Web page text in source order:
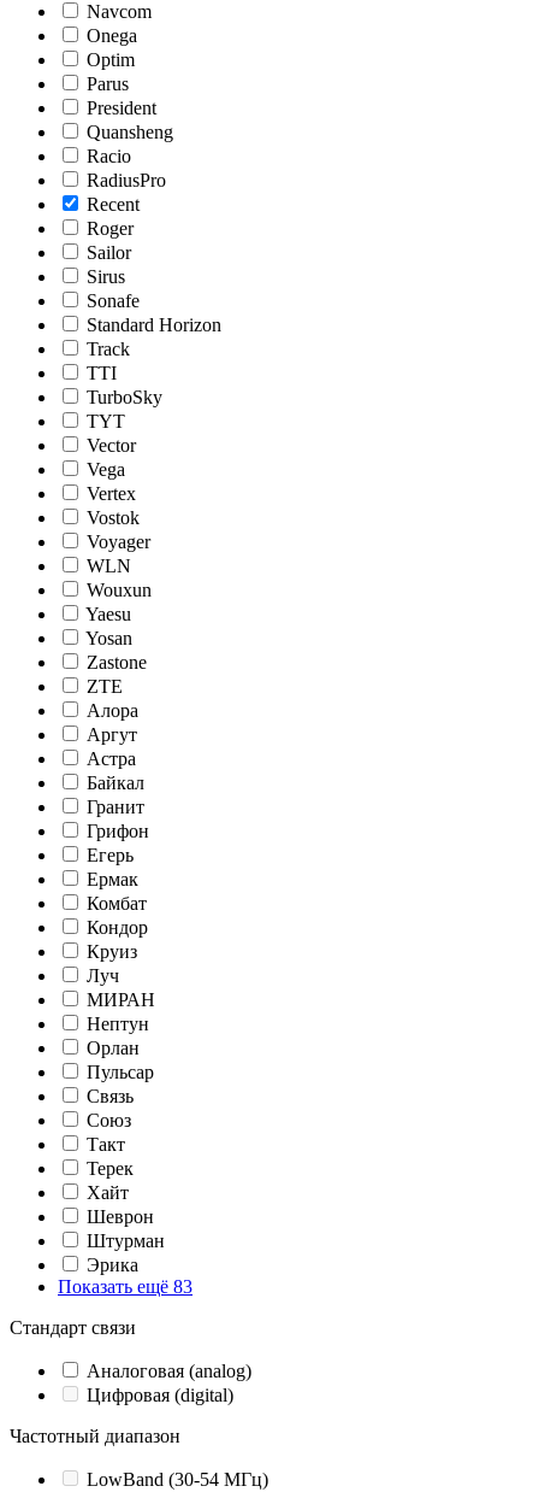
Navcom
Onega
Optim
Parus
President
Quansheng
Racio
RadiusPro
Recent
Roger
Sailor
Sirus
Sonafe
Standard Horizon
Track
TTI
TurboSky
TYT
Vector
Vega
Vertex
Vostok
Voyager
WLN
Wouxun
Yaesu
Yosan
Zastone
ZTE
Алора
Аргут
Астра
Байкал
Гранит
Грифон
Егерь
Ермак
Комбат
Кондор
Круиз
Луч
МИРАН
Нептун
Орлан
Пульсар
Связь
Союз
Такт
Терек
Хайт
Шеврон
Штурман
Эрика
Показать ещё 83
Стандарт связи
Аналоговая (analog)
Цифровая (digital)
Частотный диапазон
LowBand (30-54 МГц)